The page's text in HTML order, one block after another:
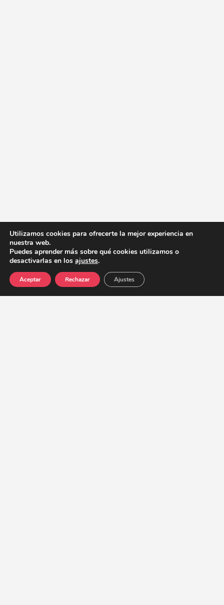
Utilizamos cookies para ofrecerte la mejor experiencia en
nuestra web.
Puedes aprender más sobre qué cookies utilizamos o
desactivarlas en los ajustes.
Aceptar Rechazar Ajustes